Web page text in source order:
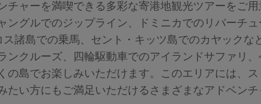
チャーを満喫できる多彩な寄港地観光ツアーをご用
ングルでのジップライン、ドミニカでのリバーチュ
諸島での乗馬、セント・キッツ島でのカヤックな
クルーズ、四輪駆動車でのアイランドサファリ、
の島でお楽しみいただけます。このエリアには、ス
たい方にもご満足いただけるさまざまなアドベンチ